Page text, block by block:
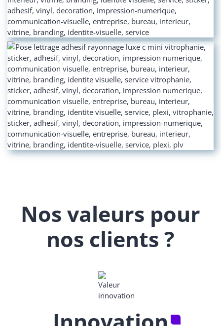
Nos valeurs pour
nos clients ?